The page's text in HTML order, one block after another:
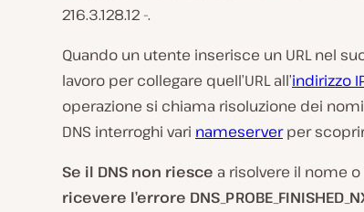
o
216.3.128.12 -.
Quando un utente inserisce un URL nel
lavoro per collegare quell’URL all’indirizzo
operazione si chiama risoluzione dei nomi
DNS interroghi vari nameserverper
Se il DNS non riesce a risolvere il nome
ricevere l’errore